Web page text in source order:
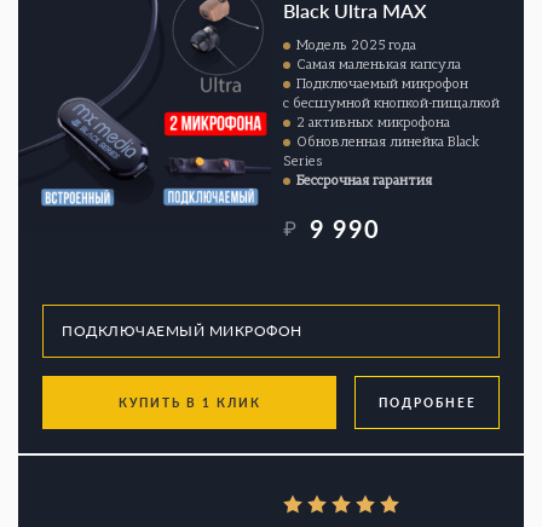
Black Ultra MAX
Модель 2025 года
Самая маленькая капсула
Подключаемый микрофон
с бесшумной кнопкой-пищалкой
2 активных микрофона
Обновленная линейка Black
Series
Бессрочная гарантия
₽ 9 990
КУПИТЬ В 1 КЛИК ПОДРОБНЕЕ